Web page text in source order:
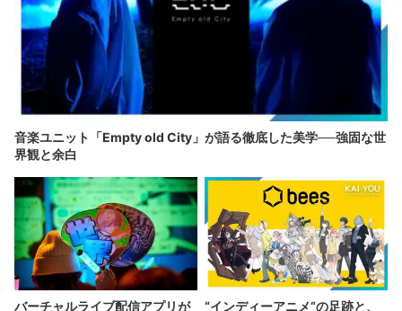
音楽ユニット「Empty old City」が語る徹底した美学──強固な世
界観と余白
バーチャルライブ配信アプリが
“インディーアニメ“の足跡と、